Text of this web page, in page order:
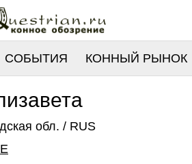
СОБЫТИЯ КОННЫЙ РЫНОК
обл. / RUS